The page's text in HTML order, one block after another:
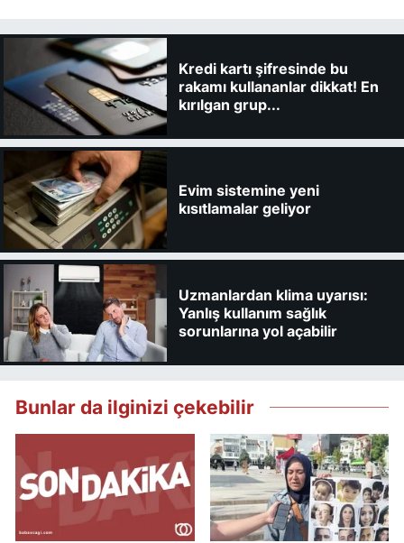
Kredi kartı şifresinde bu
rakamı kullananlar dikkat! En
kırılgan grup...
Evim sistemine yeni
kısıtlamalar geliyor
Uzmanlardan klima uyarısı:
Yanlış kullanım sağlık
sorunlarına yol açabilir
Bunlar da ilginizi çekebilir